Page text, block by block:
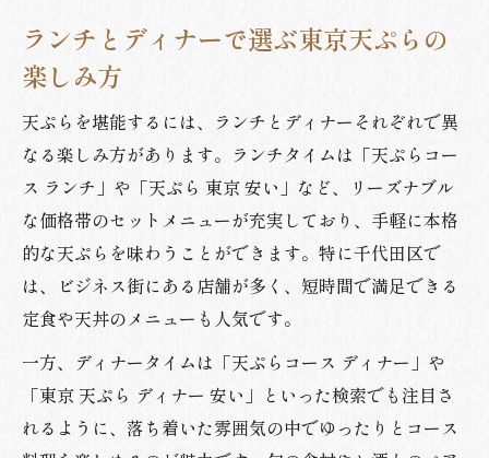
ランチとディナーで選ぶ東京天ぷらの
楽しみ方
天ぷらを堪能するには、ランチとディナーそれぞれで異
なる楽しみ方があります。ランチタイムは「天ぷらコー
ス ランチ」や「天ぷら 東京 安い」など、リーズナブル
な価格帯のセットメニューが充実しており、手軽に本格
的な天ぷらを味わうことができます。特に千代田区で
は、ビジネス街にある店舗が多く、短時間で満足できる
定食や天丼のメニューも人気です。
一方、ディナータイムは「天ぷらコース ディナー」や
「東京 天ぷら ディナー 安い」といった検索でも注目さ
れるように、落ち着いた雰囲気の中でゆったりとコース